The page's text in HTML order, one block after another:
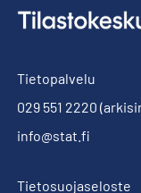
Tietopalvelu
029 551 2220
info@stat.fi
Tietosuojaseloste